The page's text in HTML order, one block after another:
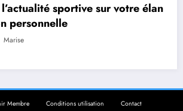
sur votre élan
Les
Membre Conditions utilisation
Contact